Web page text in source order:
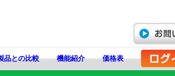
品との比較 機能紹介 価格表